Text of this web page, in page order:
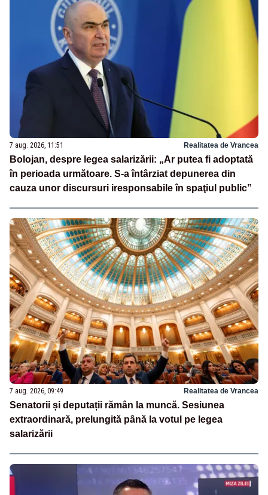
7 aug. 2026, 11:51 Realitatea de Vrancea
Bolojan, despre legea salarizării: „Ar putea fi adoptată
în perioada următoare. S-a întârziat depunerea din
cauza unor discursuri iresponsabile în spaţiul public”
7 aug. 2026, 09:49 Realitatea de Vrancea
Senatorii și deputații rămân la muncă. Sesiunea
extraordinară, prelungită până la votul pe legea
salarizării